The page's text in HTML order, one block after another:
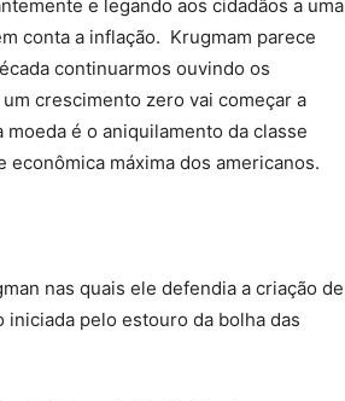
e legando aos cidadãos a uma
conta a inflação. Krugmam parece
continuarmos ouvindo os
crescimento zero vai começar a
é o aniquilamento da classe
máxima dos americanos.
nas quais ele defendia a criação de
pelo estouro da bolha das